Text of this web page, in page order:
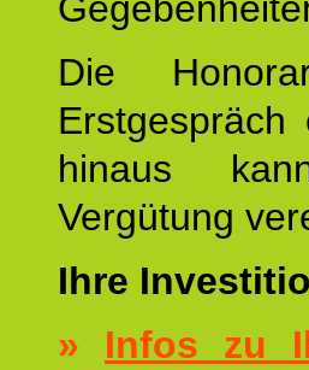
Die
hinaus
Vergütung
Ihre
» Infos zu